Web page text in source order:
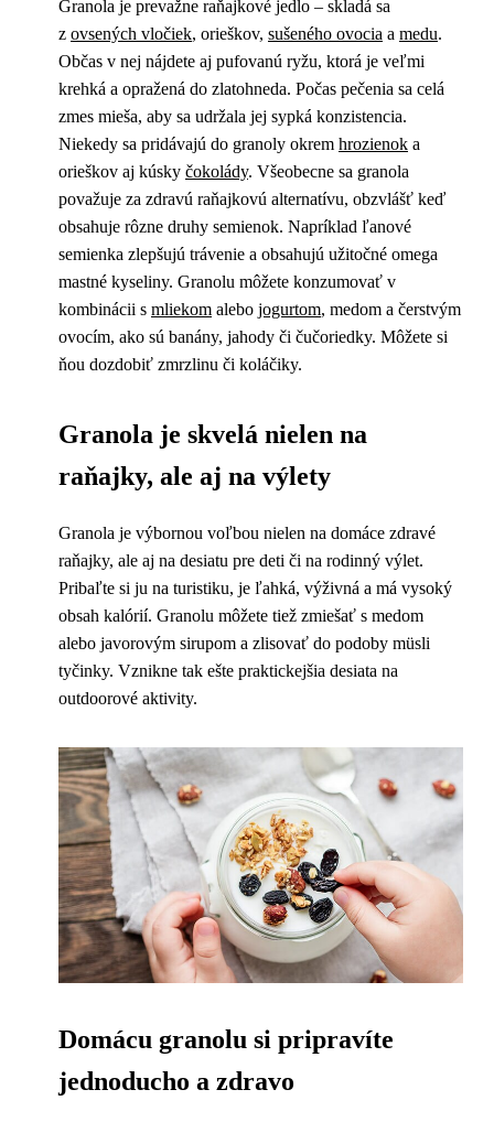
Granola je prevažne raňajkové jedlo – skladá sa
z ovsených vločiek, orieškov, sušeného ovocia a medu.
Občas v nej nájdete aj pufovanú ryžu, ktorá je veľmi
krehká a opražená do zlatohneda. Počas pečenia sa celá
zmes mieša, aby sa udržala jej sypká konzistencia.
Niekedy sa pridávajú do granoly okrem hrozienok a
orieškov aj kúsky čokolády. Všeobecne sa granola
považuje za zdravú raňajkovú alternatívu, obzvlášť keď
obsahuje rôzne druhy semienok. Napríklad ľanové
semienka zlepšujú trávenie a obsahujú užitočné omega
mastné kyseliny. Granolu môžete konzumovať v
kombinácii s mliekom alebo jogurtom, medom a čerstvým
ovocím, ako sú banány, jahody či čučoriedky. Môžete si
ňou dozdobiť zmrzlinu či koláčiky.
Granola je skvelá nielen na
raňajky, ale aj na výlety
Granola je výbornou voľbou nielen na domáce zdravé
raňajky, ale aj na desiatu pre deti či na rodinný výlet.
Pribaľte si ju na turistiku, je ľahká, výživná a má vysoký
obsah kalórií. Granolu môžete tiež zmiešať s medom
alebo javorovým sirupom a zlisovať do podoby müsli
tyčinky. Vznikne tak ešte praktickejšia desiata na
outdoorové aktivity.
Domácu granolu si pripravíte
jednoducho a zdravo